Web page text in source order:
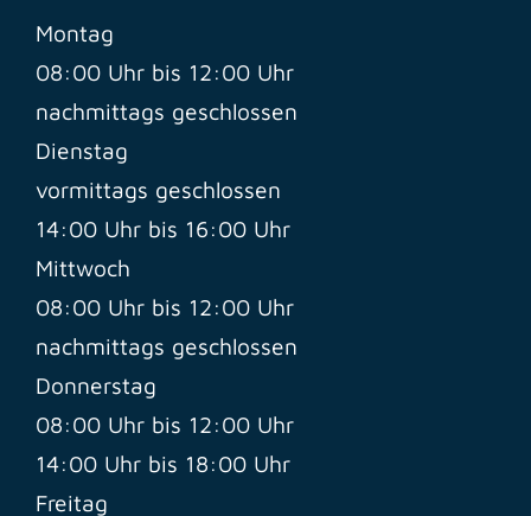
Montag
08:00 Uhr bis 12:00 Uhr
nachmittags geschlossen
Dienstag
vormittags geschlossen
14:00 Uhr bis 16:00 Uhr
Mittwoch
08:00 Uhr bis 12:00 Uhr
nachmittags geschlossen
Donnerstag
08:00 Uhr bis 12:00 Uhr
14:00 Uhr bis 18:00 Uhr
Freitag